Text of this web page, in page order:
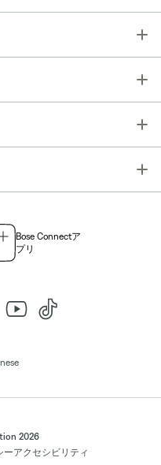
Bose Connectア
プリ
2026
ーアクセシビリティ